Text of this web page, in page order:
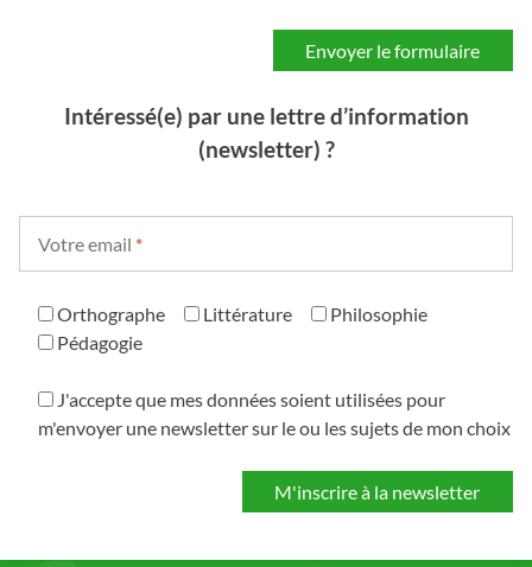
Intéressé(e) par une lettre d’information
(newsletter) ?
Votre email *
Orthographe Littérature
Philosophie
Pédagogie
J'accepte que mes données soient utilisées pour
m'envoyer une newsletter sur le ou les sujets de mon choix